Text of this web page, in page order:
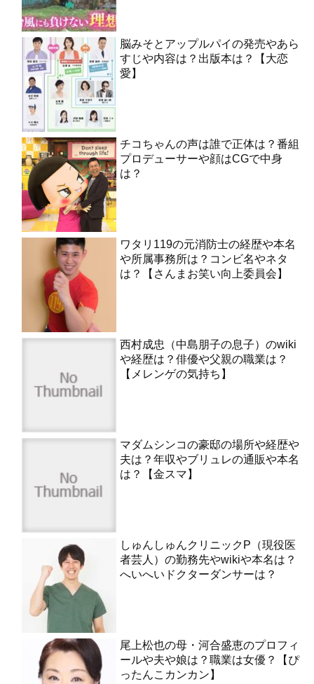
脳みそとアップルパイの発売やあら
すじや内容は？出版本は？【大恋
愛】
チコちゃんの声は誰で正体は？番組
プロデューサーや顔はCGで中身
は？
ワタリ119の元消防士の経歴や本名
や所属事務所は？コンビ名やネタ
は？【さんまお笑い向上委員会】
西村成忠（中島朋子の息子）のwiki
や経歴は？俳優や父親の職業は？
【メレンゲの気持ち】
マダムシンコの豪邸の場所や経歴や
夫は？年収やブリュレの通販や本名
は？【金スマ】
しゅんしゅんクリニックP（現役医
者芸人）の勤務先やwikiや本名は？
へいへいドクターダンサーは？
尾上松也の母・河合盛恵のプロフィ
ールや夫や娘は？職業は女優？【ぴ
ったんこカンカン】